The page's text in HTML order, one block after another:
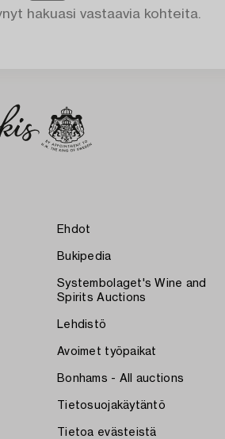
hakuasi vastaavia kohteita.
Ehdot
Bukipedia
Systembolaget's Wine and
Spirits Auctions
Lehdistö
Avoimet työpaikat
Bonhams - All auctions
Tietosuojakäytäntö
Tietoa evästeistä